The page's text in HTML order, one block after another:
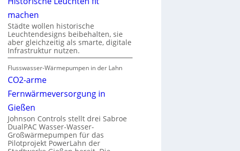
machen
Städte wollen historische
Leuchtendesigns beibehalten, sie
aber gleichzeitig als smarte, digitale
Infrastruktur nutzen.
Flusswasser-Wärmepumpen in der Lahn
CO2-arme
Fernwärmeversorgung in
Gießen
Johnson Controls stellt drei Sabroe
DualPAC Wasser-Wasser-
Großwärmepumpen für das
Pilotprojekt PowerLahn der